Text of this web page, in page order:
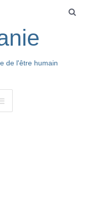
de l'être humain